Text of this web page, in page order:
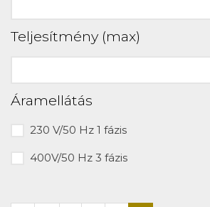
Teljesítmény (max)
Áramellátás
230 V/50 Hz 1 fázis
400V/50 Hz 3 fázis